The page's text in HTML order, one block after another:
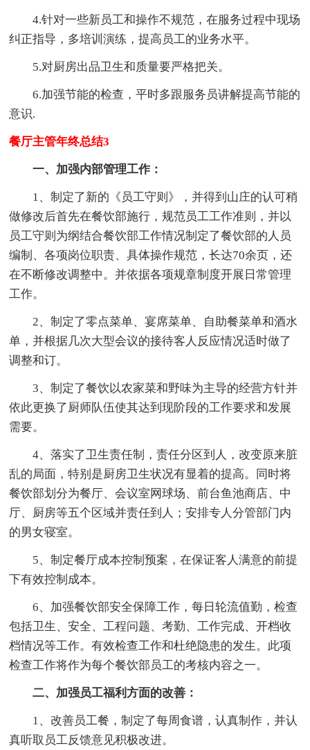
4.针对一些新员工和操作不规范，在服务过程中现场
纠正指导，多培训演练，提高员工的业务水平。
5.对厨房出品卫生和质量要严格把关。
6.加强节能的检查，平时多跟服务员讲解提高节能的
意识.
餐厅主管年终总结3
一、加强内部管理工作：
1、制定了新的《员工守则》，并得到山庄的认可稍
做修改后首先在餐饮部施行，规范员工工作准则，并以
员工守则为纲结合餐饮部工作情况制定了餐饮部的人员
编制、各项岗位职责、具体操作规范，长达70余页，还
在不断修改调整中。并依据各项规章制度开展日常管理
工作。
2、制定了零点菜单、宴席菜单、自助餐菜单和酒水
单，并根据几次大型会议的接待客人反应情况适时做了
调整和订。
3、制定了餐饮以农家菜和野味为主导的经营方针并
依此更换了厨师队伍使其达到现阶段的工作要求和发展
需要。
4、落实了卫生责任制，责任分区到人，改变原来脏
乱的局面，特别是厨房卫生状况有显着的提高。同时将
餐饮部划分为餐厅、会议室网球场、前台鱼池商店、中
厅、厨房等五个区域并责任到人；安排专人分管部门内
的男女寝室。
5、制定餐厅成本控制预案，在保证客人满意的前提
下有效控制成本。
6、加强餐饮部安全保障工作，每日轮流值勤，检查
包括卫生、安全、工程问题、考勤、工作完成、开档收
档情况等工作。有效检查工作和杜绝隐患的发生。此项
检查工作将作为每个餐饮部员工的考核内容之一。
二、加强员工福利方面的改善：
1、改善员工餐，制定了每周食谱，认真制作，并认
真听取员工反馈意见积极改进。